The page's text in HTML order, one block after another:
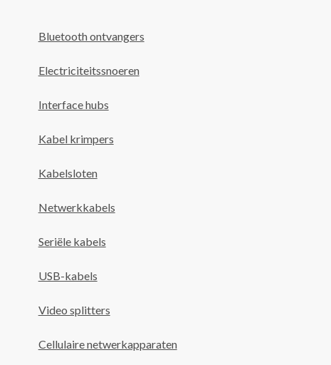
Bluetooth ontvangers
Electriciteitssnoeren
Interface hubs
Kabel krimpers
Kabelsloten
Netwerkkabels
Seriële kabels
USB-kabels
Video splitters
Cellulaire netwerkapparaten